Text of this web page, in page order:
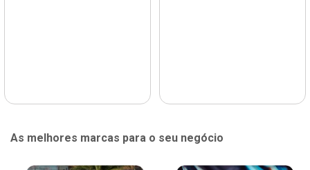
As melhores marcas para o seu negócio